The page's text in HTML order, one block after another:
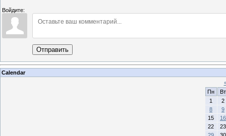
Войдите:
Отправить
Calendar
Пн
Вт
1
2
8
9
15
16
22
23